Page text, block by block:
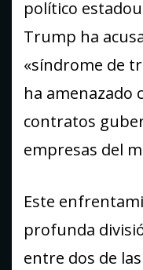
político
Trump ha
«síndrome de
ha amenazado
contratos
empresas del
Este
profunda
entre dos de